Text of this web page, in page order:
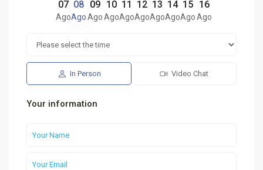
07
Ago
08
Ago
09
Ago
10
Ago
11
Ago
12
Ago
13
Ago
14
Ago
15
Ago
16
Ago
In Person Video Chat
Your information